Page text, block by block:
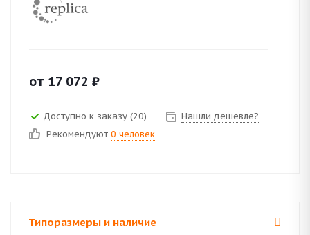
от 17 072 ₽
Доступно к заказу (20)
Нашли дешевле?
Рекомендуют 0 человек
Типоразмеры и наличие